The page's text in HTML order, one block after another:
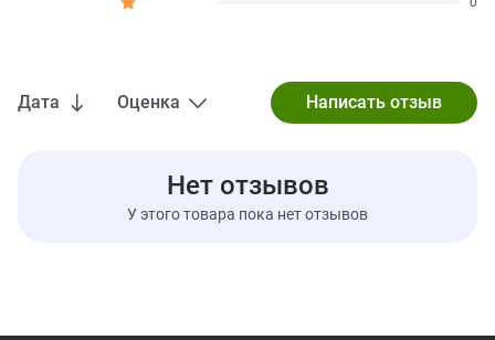
Дата Оценка
Нет отзывов
У этого товара пока нет отзывов